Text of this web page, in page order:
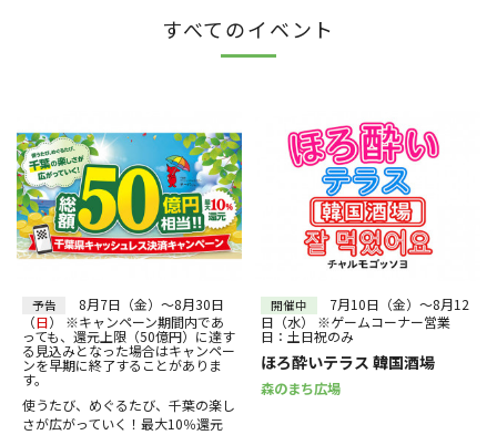
本館 1F ウエストプラザ （タカシマヤフードメゾン側吹き抜け）
その他
全件表示
2026年 8月
2
3 4 6 7
8
9
11 12 13 14
15
16
17 18 19 21
22
23
24 25 26 28
29
30
31
すべてのイベント
予告
8月7日（金）～8月30日
（日） ※キャンペーン期間内であ
っても、還元上限（50億円）に達す
る見込みとなった場合はキャンペー
ンを早期に終了することがありま
す。
使うたび、めぐるたび、千葉の楽し
さが広がっていく！最大10％還元
開催中
7月10日（金）～8月12
日（水） ※ゲームコーナー営業
日：土日祝のみ
ほろ酔いテラス 韓国酒場
森のまち広場